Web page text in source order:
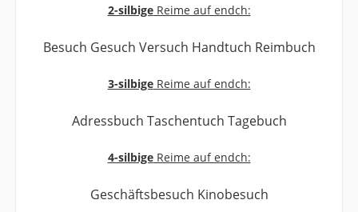
2-silbigeReime auf endch:
Besuch Gesuch Versuch Handtuch Reimbuch
3-silbigeReime auf endch:
Adressbuch Taschentuch Tagebuch
4-silbigeReime auf endch:
Geschäftsbesuch Kinobesuch